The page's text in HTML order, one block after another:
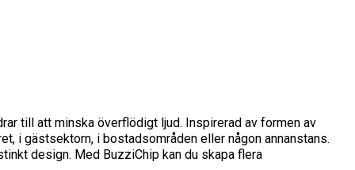
till att minska överflödigt ljud. Inspirerad av formen av
i gästsektorn, i bostadsområden eller någon annanstans.
design. Med BuzziChip kan du skapa flera